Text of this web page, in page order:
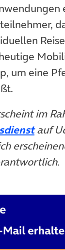
um eine
im
auf